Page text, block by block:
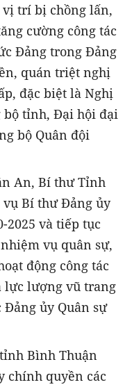
vị trí bị chồng lấn,
cường công tác
Đảng trong Đảng
quán triệt nghị
đặc biệt là Nghị
tỉnh, Đại hội đại
bộ Quân đội
An, Bí thư Tỉnh
Bí thư Đảng ủy
2025 và tiếp tục
vụ quân sự,
động công tác
lực lượng vũ trang
ủy Quân sự
Bình Thuận
chính quyền các